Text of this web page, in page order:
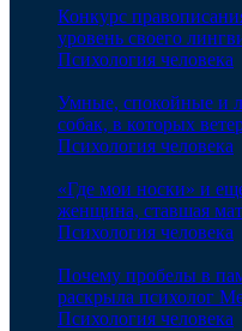
Конкурс
уровень своего
Психология человека
Умные, спокойные и
собак, в которых
Психология человека
«Где мои носки» и
женщина, ставшая
Психология человека
Почему пробелы в
раскрыла психолог
Психология человека